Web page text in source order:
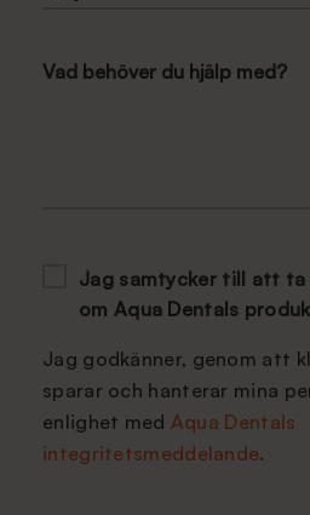
Vad behöver du hjälp med?
Jag samtycker till att
om Aqua Dentals
Jag godkänner, genom att
sparar och hanterar mina
enlighet med Aqua Dentals
integritetsmeddelande.